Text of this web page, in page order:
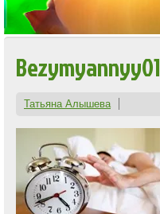
Bezymyannyy01
Татьяна Алышева